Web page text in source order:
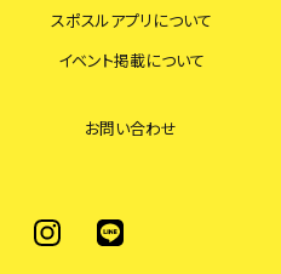
スポスルアプリについて
イベント掲載について
お問い合わせ